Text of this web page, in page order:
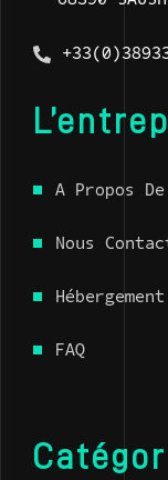
A Propos
Nous
Hébergement
FAQ